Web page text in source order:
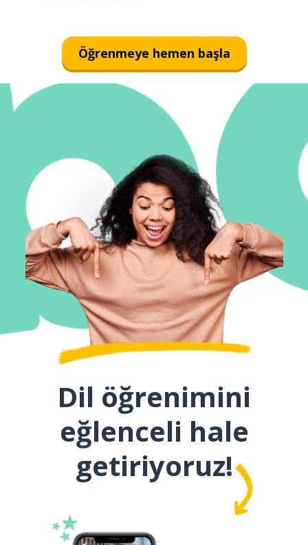
Öğrenmeye hemen başla
Dil öğrenimini
eğlenceli hale
getiriyoruz!